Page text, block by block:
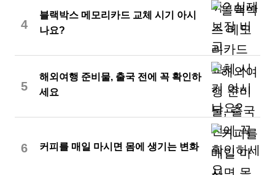
4
블랙박스 메모리카드 교체 시기 아시
나요?
5
해외여행 준비물, 출국 전에 꼭 확인하
세요
6 커피를 매일 마시면 몸에 생기는 변화